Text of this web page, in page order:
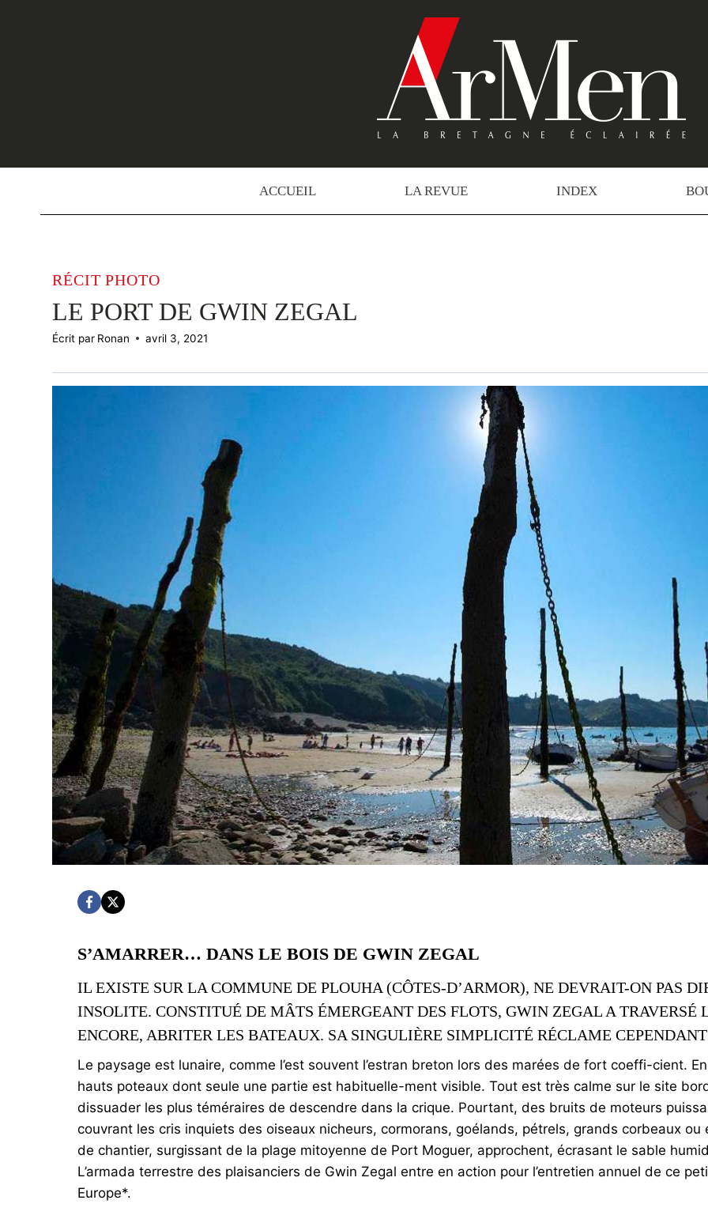
ACCUEIL LA REVUE INDEX
RÉCIT PHOTO
LE PORT DE GWIN ZEGAL
Écrit par Ronan avril 3, 2021
S’AMARRER… DANS LE BOIS DE GWIN ZEGAL
IL EXISTE SUR LA COMMUNE DE PLOUHA (CÔTES-D’ARMOR), NE DEVRAIT-ON PAS
INSOLITE. CONSTITUÉ DE MÂTS ÉMERGEANT DES FLOTS, GWIN ZEGAL A TRAVERSÉ
ENCORE, ABRITER LES BATEAUX. SA SINGULIÈRE SIMPLICITÉ RÉCLAME
Le paysage est lunaire, comme l’est souvent l’estran breton lors des marées de fort coeffi-cient.
hauts poteaux dont seule une partie est habituelle-ment visible. Tout est très calme sur le site
dissuader les plus téméraires de descendre dans la crique. Pourtant, des bruits de moteurs
couvrant les cris inquiets des oiseaux nicheurs, cormorans, goélands, pétrels, grands corbeaux ou
de chantier, surgissant de la plage mitoyenne de Port Moguer, approchent, écrasant le sable
L’armada terrestre des plaisanciers de Gwin Zegal entre en action pour l’entretien annuel de ce
Europe*.